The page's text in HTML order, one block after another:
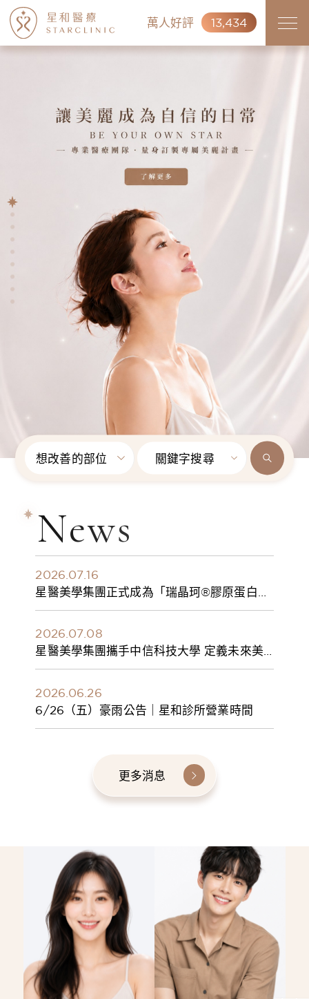
萬人好評 13,434
想改善的部位 關鍵字搜尋
News
2026.07.16
星醫美學集團正式成為「瑞晶珂®膠原蛋白植
入劑」台灣獨家總代理
2026.07.08
星醫美學集團攜手中信科技大學 定義未來美
學人才新標準 建構健康美學產學共育模式 串
2026.06.26
6/26（五）豪雨公告｜星和診所營業時間
更多消息